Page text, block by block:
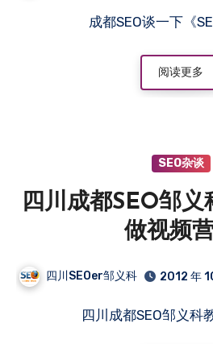
成都SEO谈一下《
阅读更多
SEO杂谈
四川成都SEO邹义
做视频
四川SEOer邹义科 2012 年
四川成都SEO邹义